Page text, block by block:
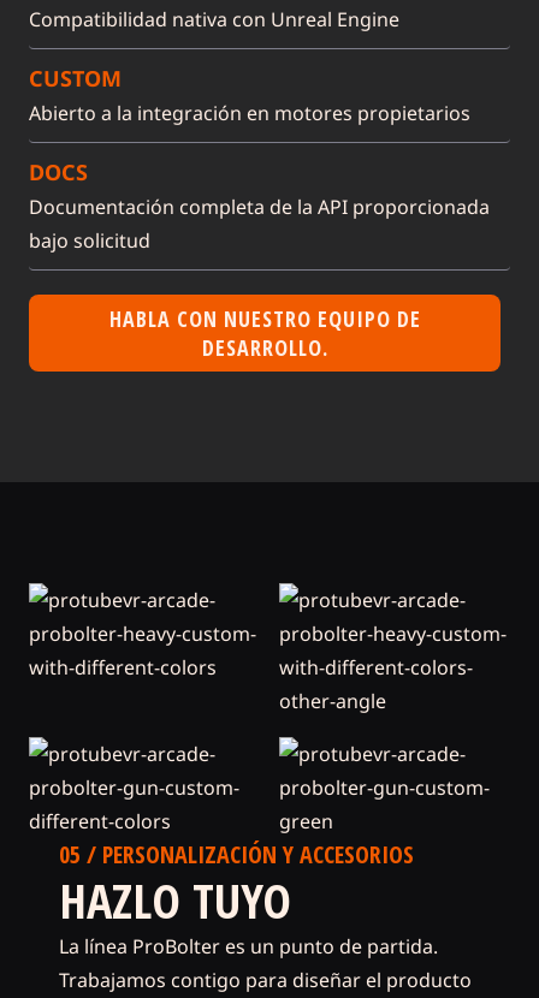
Compatibilidad nativa con Unreal Engine
CUSTOM
Abierto a la integración en motores propietarios
DOCS
Documentación completa de la API proporcionada
bajo solicitud
HABLA CON NUESTRO EQUIPO DE
DESARROLLO.
05 / PERSONALIZACIÓN Y ACCESORIOS
HAZLO TUYO
La línea ProBolter es un punto de partida.
Trabajamos contigo para diseñar el producto